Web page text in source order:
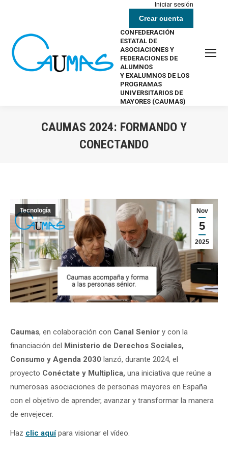
Iniciar sesión
Crear cuenta
CONFEDERACIÓN
ESTATAL DE
ASOCIACIONES Y
FEDERACIONES DE
ALUMNOS
Y EXALUMNOS DE LOS
PROGRAMAS
UNIVERSITARIOS DE
MAYORES (CAUMAS)
CAUMAS 2024: FORMANDO Y
CONECTANDO
Nov
5
2025
Tecnología
Caumas, en colaboración con Canal Senior y con la
financiación del Ministerio de Derechos Sociales,
Consumo y Agenda 2030 lanzó, durante 2024, el
proyecto Conéctate y Multiplica, una iniciativa que reúne a
numerosas asociaciones de personas mayores en España
con el objetivo de aprender, avanzar y transformar la manera
de envejecer.
Haz clic aquípara visionar el vídeo.